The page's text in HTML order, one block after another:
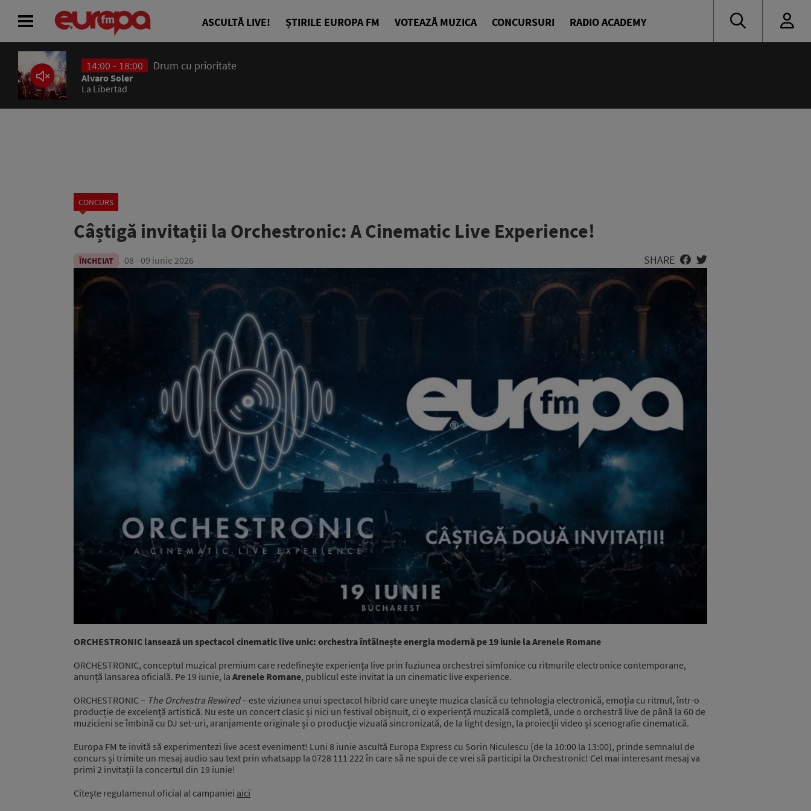
ASCULTĂ LIVE! ȘTIRILE EUROPA FM VOTEAZĂ MUZICA CONCURSURI RADIO ACADEMY
14:00 - 18:00 Drum cu prioritate
Alvaro Soler
La Libertad
CONCURS
Câștigă invitații la Orchestronic: A Cinematic Live Experience!
ÎNCHEIAT 08 - 09 iunie 2026 SHARE
ORCHESTRONIC lansează un spectacol cinematic live unic: orchestra întâlnește energia modernă pe 19 iunie la Arenele Romane
ORCHESTRONIC, conceptul muzical premium care redefinește experiența live prin fuziunea orchestrei simfonice cu ritmurile electronice contemporane,
anunță lansarea oficială. Pe 19 iunie, la Arenele Romane, publicul este invitat la un cinematic live experience.
ORCHESTRONIC – The Orchestra Rewired– este viziunea unui spectacol hibrid care unește muzica clasică cu tehnologia electronică, emoția cu ritmul, într-o
producție de excelență artistică. Nu este un concert clasic și nici un festival obișnuit, ci o experiență muzicală completă, unde o orchestră live de până la 60 de
muzicieni se îmbină cu DJ set-uri, aranjamente originale și o producție vizuală sincronizată, de la light design, la proiecții video și scenografie cinematică.
Europa FM te invită să experimentezi live acest eveniment! Luni 8 iunie ascultă Europa Express cu Sorin Niculescu (de la 10:00 la 13:00), prinde semnalul de
concurs și trimite un mesaj audio sau text prin whatsapp la 0728 111 222 în care să ne spui de ce vrei să participi la Orchestronic! Cel mai interesant mesaj va
primi 2 invitații la concertul din 19 iunie!
Citește regulamenul oficial al campaniei aici
ACASĂ
ȘTIRI
PODCAST
ASCULTĂ LIVE